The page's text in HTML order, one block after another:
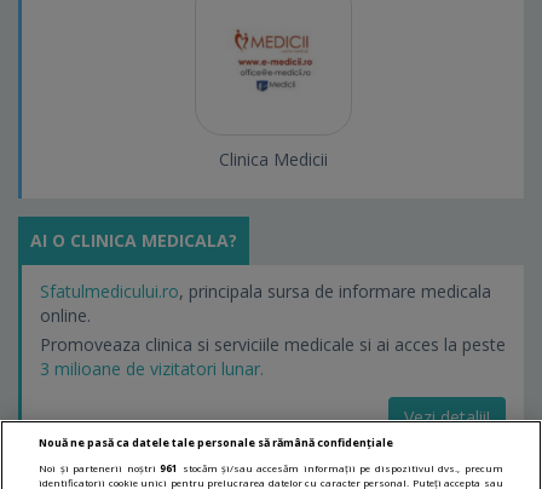
Clinica Medicii
AI O CLINICA MEDICALA?
Sfatulmedicului.ro, principala sursa de informare medicala
online.
Promoveaza clinica si serviciile medicale si ai acces la peste
3 milioane de vizitatori lunar.
Vezi detalii!
Nouă ne pasă ca datele tale personale să rămână confidențiale
Noi și partenerii noștri961
stocăm și/sau accesăm informații pe dispozitivul dvs., precum
identificatorii cookie unici pentru prelucrarea datelor cu caracter personal. Puteți accepta sau